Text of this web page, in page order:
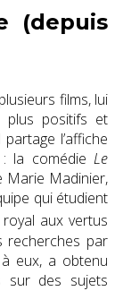
(depuis
films, lui
plus positifs et
l’affiche
la comédie Le
Marie Madinier,
qui étudient
aux vertus
recherches par
eux, a obtenu
sur des sujets